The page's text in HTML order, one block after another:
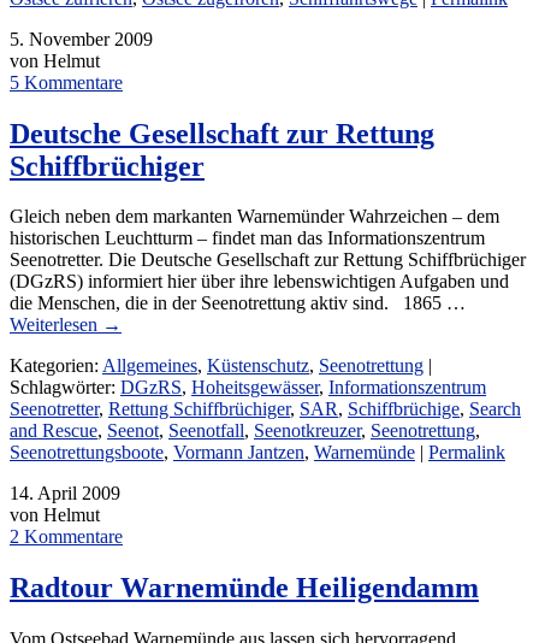
5. November 2009
von Helmut
5 Kommentare
Deutsche Gesellschaft zur Rettung
Schiffbrüchiger
Gleich neben dem markanten Warnemünder Wahrzeichen – dem
historischen Leuchtturm – findet man das Informationszentrum
Seenotretter. Die Deutsche Gesellschaft zur Rettung Schiffbrüchiger
(DGzRS) informiert hier über ihre lebenswichtigen Aufgaben und
die Menschen, die in der Seenotrettung aktiv sind. 1865 …
Weiterlesen →
Kategorien: Allgemeines, Küstenschutz, Seenotrettung |
Schlagwörter: DGzRS, Hoheitsgewässer, Informationszentrum
Seenotretter, Rettung Schiffbrüchiger, SAR, Schiffbrüchige, Search
and Rescue, Seenot, Seenotfall, Seenotkreuzer, Seenotrettung,
Seenotrettungsboote, Vormann Jantzen, Warnemünde | Permalink
14. April 2009
von Helmut
2 Kommentare
Radtour Warnemünde Heiligendamm